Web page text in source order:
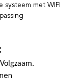
met WIFI